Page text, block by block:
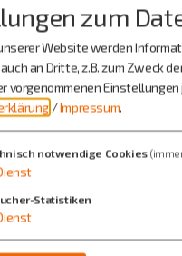
zum
Website werden
an Dritte, z.B. zum Zweck
vorgenommenen
/Impressum.
notwendige Cookies
Statistiken